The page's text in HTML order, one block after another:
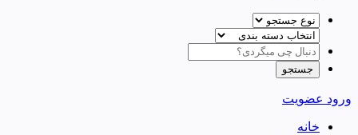
ورود عضویت
خانه